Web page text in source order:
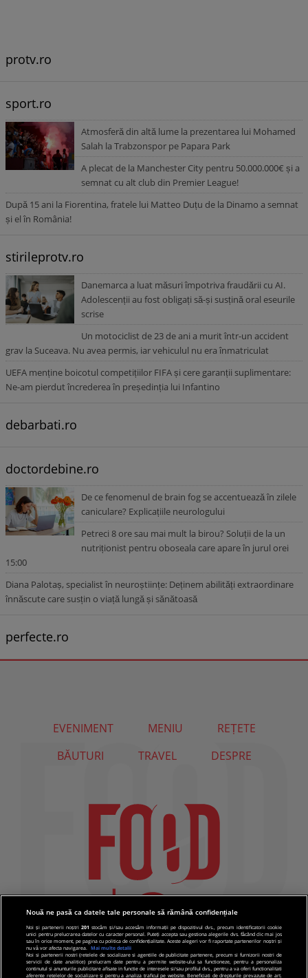
protv.ro
sport.ro
Atmosferă din altă lume la prezentarea lui Mohamed
Salah la Trabzonspor pe Papara Park
A plecat de la Manchester City pentru 50.000.000€ și a
semnat cu alt club din Premier League!
După 15 ani la Fiorentina, fratele lui Matteo Duțu de la Dinamo a semnat
și el în România!
stirileprotv.ro
Danemarca a luat măsuri împotriva fraudării cu AI.
Adolescenții au fost obligați să-și susțină oral eseurile
scrise
Un motociclist de 23 de ani a murit într-un accident
grav la Suceava. Nu avea permis, iar vehiculul nu era înmatriculat
UEFA menține boicotul competițiilor FIFA și cere garanții suplimentare:
Ne-am pierdut încrederea în președinția lui Infantino
debarbati.ro
doctordebine.ro
De ce fenomenul de brain fog se accentuează în zilele
caniculare? Explicațiile neurologului
Petreci 8 ore sau mai mult la birou? Soluții de la un
nutriționist pentru oboseala care apare în jurul orei
15:00
Diana Palotaș, specialist în neuroștiințe: Deținem abilități extraordinare
înnăscute care susțin o viață lungă și sănătoasă
perfecte.ro
EVENIMENT MENIU
REȚETE
BĂUTURI
TRAVEL DESPRE
Nouă ne pasă ca datele tale personale să rămână confidențiale
Noi și partenerii noștri201 stocăm și/sau accesăm informații pe dispozitivul dvs., precum identificatorii cookie
unici pentru prelucrarea datelor cu caracter personal. Puteți accepta sau gestiona alegerile dvs. făcând clic mai jos
sau în orice moment, pe pagina cu politica de confidențialitate. Aceste alegeri vor fi raportate partenerilor noștri și
nu vă vor afecta navigarea.
Mai multe detalii
Noi si partenerii nostri (retelele de socializare si agentiile de publicitate partenere, precum si furnizorii nostri de
servicii de date analitice) prelucram date pentru a permite website-ului sa functioneze, pentru a personaliza
continutul si anunturile publicitare afisate in functie de interesele si/sau profilul dvs., pentru a va oferi functionalitati
aferente retelelor de socializare si pentru a analiza traficul pe website. Beneficiati de drepturile prevazute de art.